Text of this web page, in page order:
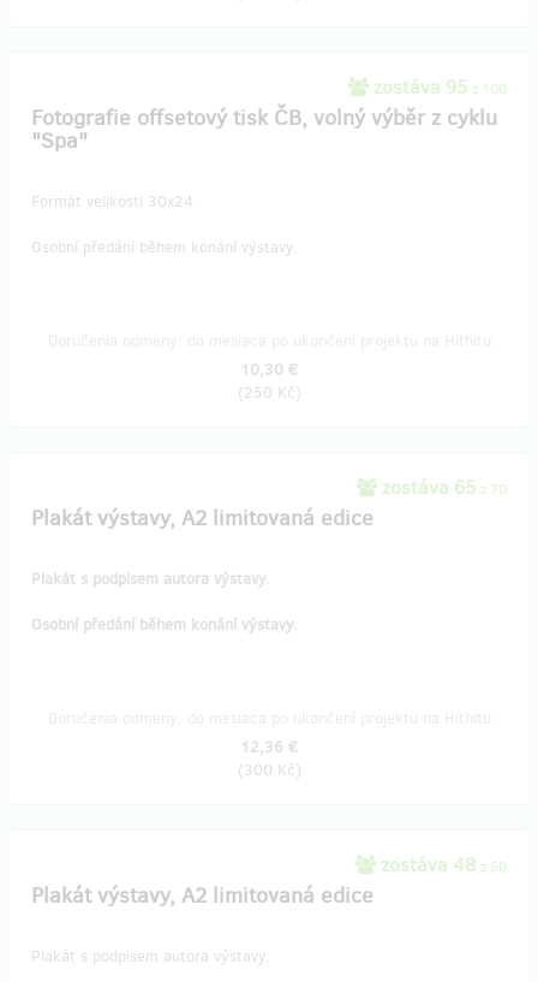
zostáva 95 z 100
Fotografie offsetový tisk ČB, volný výběr z cyklu
"Spa"
Formát velikosti 30x24.
Osobní předání během konání výstavy.
10,30 €
(250 Kč)
zostáva 65 z 70
Plakát výstavy, A2 limitovaná edice
Plakát s podpisem autora výstavy.
Osobní předání během konání výstavy.
12,36 €
(300 Kč)
zostáva 48 z 50
Plakát výstavy, A2 limitovaná edice
Plakát s podpisem autora výstavy.